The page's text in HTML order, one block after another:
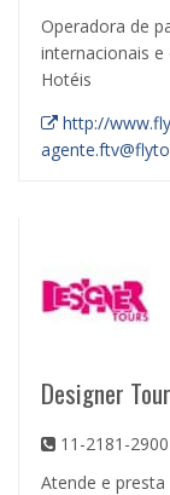
Operadora de
internacionais e
Hotéis
http://
Designer Tour
11-2181-2900
Atende e presta